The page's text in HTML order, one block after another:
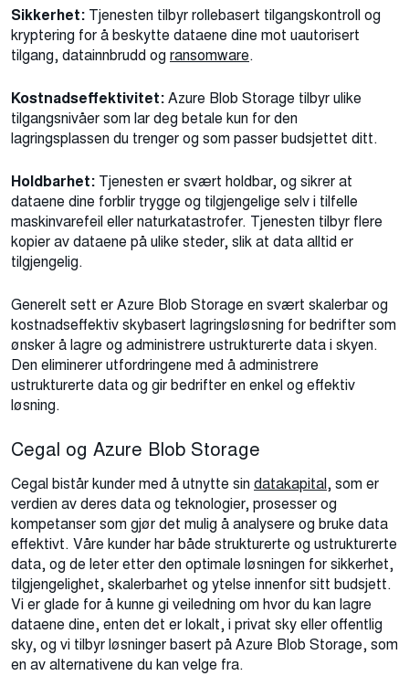
Sikkerhet: Tjenesten tilbyr rollebasert tilgangskontroll og
kryptering for å beskytte dataene dine mot uautorisert
tilgang, datainnbrudd og ransomware.
Kostnadseffektivitet:Azure Blob Storage tilbyr ulike
tilgangsnivåer som lar deg betale kun for den
lagringsplassen du trenger og som passer budsjettet ditt.
Holdbarhet: Tjenesten er svært holdbar, og sikrer at
dataene dine forblir trygge og tilgjengelige selv i tilfelle
maskinvarefeil eller naturkatastrofer. Tjenesten tilbyr flere
kopier av dataene på ulike steder, slik at data alltid er
tilgjengelig.
Generelt sett er Azure Blob Storage en svært skalerbar og
kostnadseffektiv skybasert lagringsløsning for bedrifter som
ønsker å lagre og administrere ustrukturerte data i skyen.
Den eliminerer utfordringene med å administrere
ustrukturerte data og gir bedrifter en enkel og effektiv
løsning.
Cegal og Azure Blob Storage
Cegal bistår kunder med å utnytte sin datakapital, som er
verdien av deres data og teknologier, prosesser og
kompetanser som gjør det mulig å analysere og bruke data
effektivt. Våre kunder har både strukturerte og ustrukturerte
data, og de leter etter den optimale løsningen for sikkerhet,
tilgjengelighet, skalerbarhet og ytelse innenfor sitt budsjett.
Vi er glade for å kunne gi veiledning om hvor du kan lagre
dataene dine, enten det er lokalt, i privat sky eller offentlig
sky, og vi tilbyr løsninger basert på Azure Blob Storage, som
en av alternativene du kan velge fra.